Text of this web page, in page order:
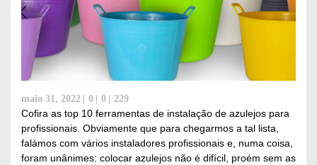
maio 31, 2022 0 0 229
Cofira as top 10 ferramentas de instalação de azulejos para
profissionais. Obviamente que para chegarmos a tal lista,
falámos com vários instaladores profissionais e, numa coisa,
foram unânimes: colocar azulejos não é difícil, proém sem as